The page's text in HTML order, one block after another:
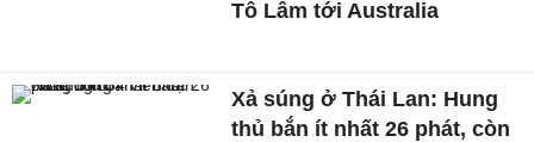
Tô Lâm tới Australia
Xả súng ở Thái Lan: Hung
thủ bắn ít nhất 26 phát, còn